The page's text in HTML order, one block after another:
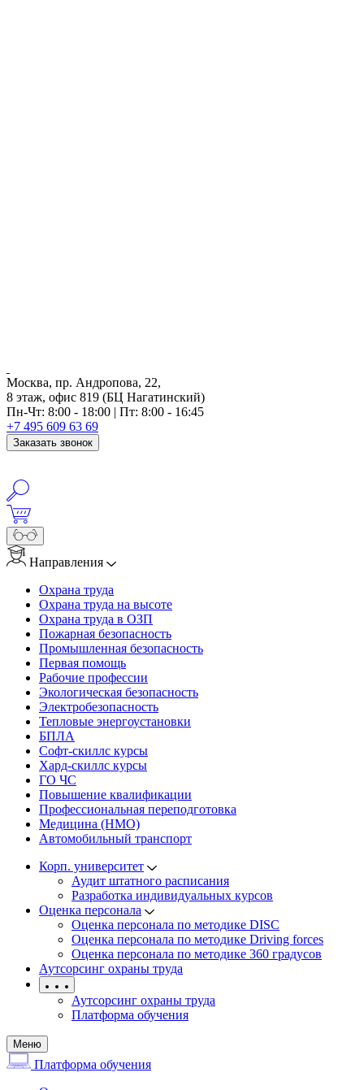
Москва, пр. Андропова, 22,
8 этаж, офис 819 (БЦ Нагатинский)
Пн-Чт: 8:00 - 18:00 | Пт: 8:00 - 16:45
+7 495 609 63 69
Заказать звонок
Направления
Охрана труда
Охрана труда на высоте
Охрана труда в ОЗП
Пожарная безопасность
Промышленная безопасность
Первая помощь
Рабочие профессии
Экологическая безопасность
Электробезопасность
Тепловые энергоустановки
БПЛА
Софт-скиллс курсы
Хард-скиллс курсы
ГО ЧС
Повышение квалификации
Профессиональная переподготовка
Медицина (НМО)
Автомобильный транспорт
Корп. университет
Аудит штатного расписания
Разработка индивидуальных курсов
Оценка персонала
Оценка персонала по методике DISC
Оценка персонала по методике Driving forces
Оценка персонала по методике 360 градусов
Аутсорсинг охраны труда
Аутсорсинг охраны труда
Платформа обучения
Меню
Платформа обучения